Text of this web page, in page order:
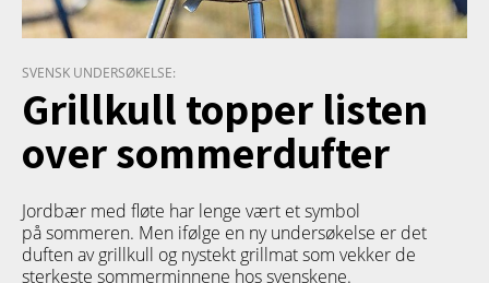
SVENSK UNDERSØKELSE:
Grillkull topper listen
over sommerdufter
Jordbær med fløte har lenge vært et symbol
på sommeren. Men ifølge en ny undersøkelse er det
duften av grillkull og nystekt grillmat som vekker de
sterkeste sommerminnene hos svenskene.